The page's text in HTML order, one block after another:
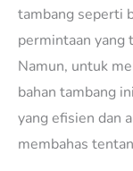
tambang seperti
permintaan yang
Namun, untuk
bahan tambang
yang efisien dan
membahas